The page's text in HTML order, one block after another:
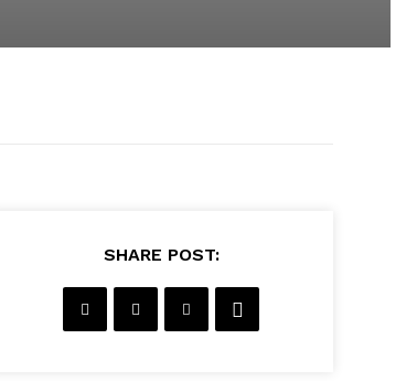
SHARE POST: